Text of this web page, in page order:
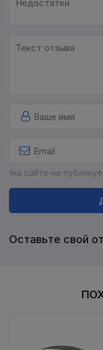
(на сайте не
Оставьте свой